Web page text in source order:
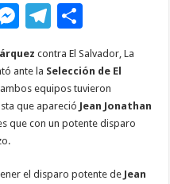
n
M
se
n
g
T
e
gr
a
o
m
p
ar
r
contra El Salvador, La
ante la Selección de El
equipos tuvieron
que apareció Jean Jonathan
que con un potente disparo
el disparo potente de Jean